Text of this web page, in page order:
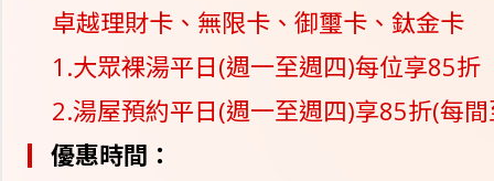
卓越理財卡、無限卡、御璽卡、鈦金卡
1.大眾裸湯平日(週一至週四)每位享85折
2.湯屋預約平日(週一至週四)享85折(每
優惠時間：